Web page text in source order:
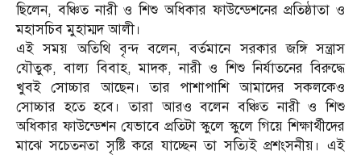
ছিলেন, বঞ্চিত নারী ও শিশু অধিকার ফাউন্ডেশনের প্রতিষ্ঠাতা ও
মহাসচিব মুহাম্মদ আলী।
এই সময় অতিথি বৃন্দ বলেন, বর্তমানে সরকার জঙ্গি সন্ত্রাস
যৌতুক, বাল‍্য বিবাহ, মাদক, নারী ও শিশু নির্যাতনের বিরুদ্ধে
খুবই সোচ্চার আছেন। তার পাশাপাশি আমাদের সকলকেও
সোচ্চার হতে হবে। তারা আরও বলেন বঞ্চিত নারী ও শিশু
অধিকার ফাউন্ডেশন যেভাবে প্রতিটা স্কুলে স্কুলে গিয়ে শিক্ষার্থীদের
মাঝে সচেতনতা সৃষ্টি করে যাচ্ছেন তা সত্যিই প্রশংসনীয়। এই